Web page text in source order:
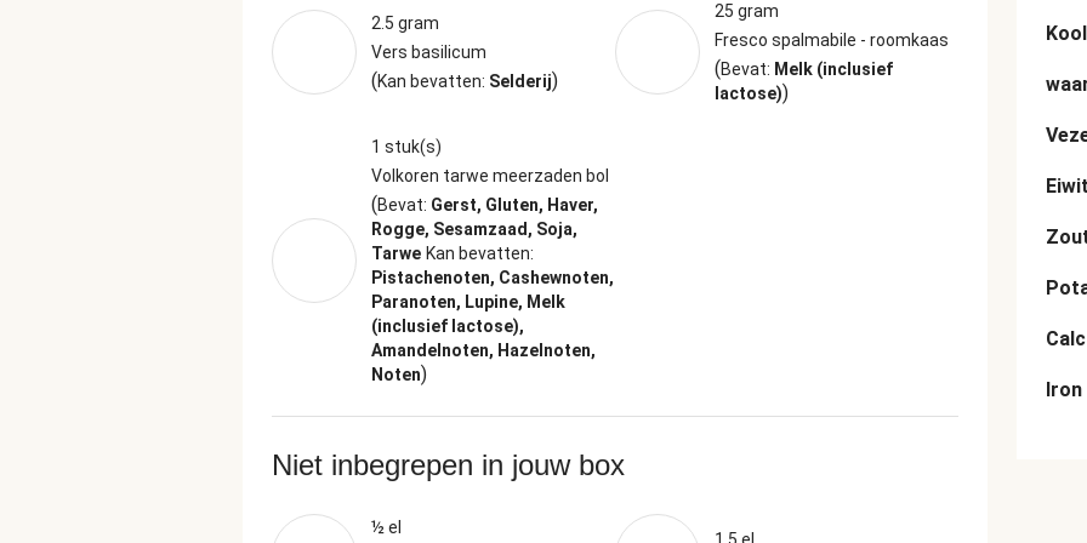
2.5 gram
Vers basilicum
(Kan bevatten: Selderij)
25 gram
Fresco spalmabile - roomkaas
(Bevat: Melk (inclusief
lactose))
1 stuk(s)
Volkoren tarwe meerzaden bol
(Bevat: Gerst, Gluten, Haver,
Rogge, Sesamzaad, Soja,
Tarwe Kan bevatten:
Pistachenoten, Cashewnoten,
Paranoten, Lupine, Melk
(inclusief lactose),
Amandelnoten, Hazelnoten,
Noten)
Niet inbegrepen in jouw box
½ el
Iron